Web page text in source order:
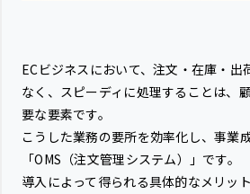
ECビジネスにおいて、注文・在庫・出
なく、スピーディに処理することは、
要な要素です。
こうした業務の要所を効率化し、事業
「OMS（注文管理システム）」です。
導入によって得られる具体的なメリッ